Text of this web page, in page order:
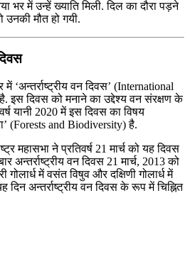
भर में उन्हें ख्याति मिली. दिल का दौरा पड़ने
मौत हो गयी.
में ‘अन्तर्राष्ट्रीय वन दिवस’ (International
इस दिवस को मनाने का उद्देश्य वन संरक्षण के
यानी 2020 में इस दिवस का विषय
(Forests and Biodiversity) है.
महासभा ने प्रतिवर्ष 21 मार्च को यह दिवस
अन्तर्राष्ट्रीय वन दिवस 21 मार्च, 2013 को
गोलार्ध में वसंत विषुव और दक्षिणी गोलार्ध में
अन्तर्राष्ट्रीय वन दिवस के रूप में चिह्नित